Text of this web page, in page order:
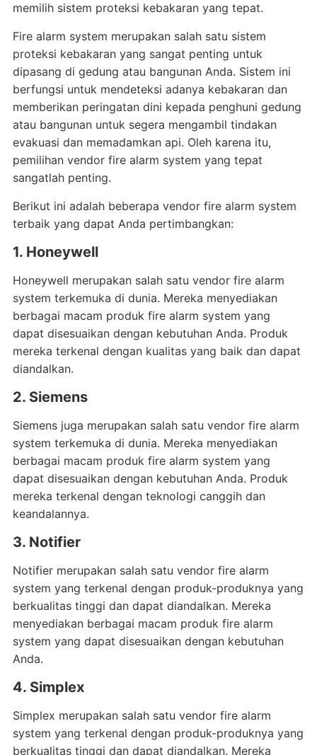
memilih sistem proteksi kebakaran yang tepat.
Fire alarm system merupakan salah satu sistem
proteksi kebakaran yang sangat penting untuk
dipasang di gedung atau bangunan Anda. Sistem ini
berfungsi untuk mendeteksi adanya kebakaran dan
memberikan peringatan dini kepada penghuni gedung
atau bangunan untuk segera mengambil tindakan
evakuasi dan memadamkan api. Oleh karena itu,
pemilihan vendor fire alarm system yang tepat
sangatlah penting.
Berikut ini adalah beberapa vendor fire alarm system
terbaik yang dapat Anda pertimbangkan:
1. Honeywell
Honeywell merupakan salah satu vendor fire alarm
system terkemuka di dunia. Mereka menyediakan
berbagai macam produk fire alarm system yang
dapat disesuaikan dengan kebutuhan Anda. Produk
mereka terkenal dengan kualitas yang baik dan dapat
diandalkan.
2. Siemens
Siemens juga merupakan salah satu vendor fire alarm
system terkemuka di dunia. Mereka menyediakan
berbagai macam produk fire alarm system yang
dapat disesuaikan dengan kebutuhan Anda. Produk
mereka terkenal dengan teknologi canggih dan
keandalannya.
3. Notifier
Notifier merupakan salah satu vendor fire alarm
system yang terkenal dengan produk-produknya yang
berkualitas tinggi dan dapat diandalkan. Mereka
menyediakan berbagai macam produk fire alarm
system yang dapat disesuaikan dengan kebutuhan
Anda.
4. Simplex
Simplex merupakan salah satu vendor fire alarm
system yang terkenal dengan produk-produknya yang
berkualitas tinggi dan dapat diandalkan. Mereka